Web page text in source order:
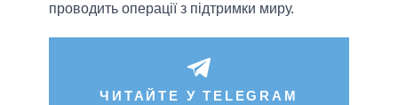
проводить операції з підтримки миру.
ЧИТАЙТЕ У TELEGRAM